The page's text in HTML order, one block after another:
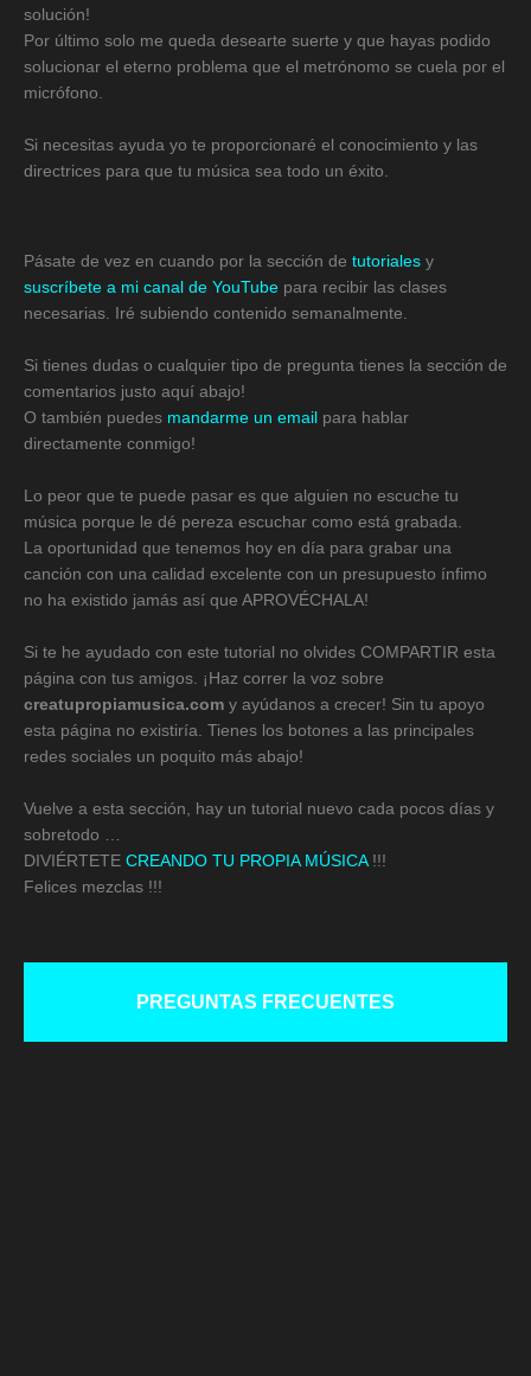
solución!
Por último solo me queda desearte suerte y que hayas podido
solucionar el eterno problema que el metrónomo se cuela por el
micrófono.
Si necesitas ayuda yo te proporcionaré el conocimiento y las
directrices para que tu música sea todo un éxito.
Pásate de vez en cuando por la sección de tutoriales y
suscríbete a mi canal de YouTube para recibir las clases
necesarias. Iré subiendo contenido semanalmente.
Si tienes dudas o cualquier tipo de pregunta tienes la sección de
comentarios justo aquí abajo!
O también puedes mandarme un email para hablar
directamente conmigo!
Lo peor que te puede pasar es que alguien no escuche tu
música porque le dé pereza escuchar como está grabada.
La oportunidad que tenemos hoy en día para grabar una
canción con una calidad excelente con un presupuesto ínfimo
no ha existido jamás así que APROVÉCHALA!
Si te he ayudado con este tutorial no olvides COMPARTIR esta
página con tus amigos. ¡Haz correr la voz sobre
creatupropiamusica.com y ayúdanos a crecer! Sin tu apoyo
esta página no existiría. Tienes los botones a las principales
redes sociales un poquito más abajo!
Vuelve a esta sección, hay un tutorial nuevo cada pocos días y
sobretodo …
DIVIÉRTETE CREANDO TU PROPIA MÚSICA!!!
Felices mezclas !!!
PREGUNTAS FRECUENTES